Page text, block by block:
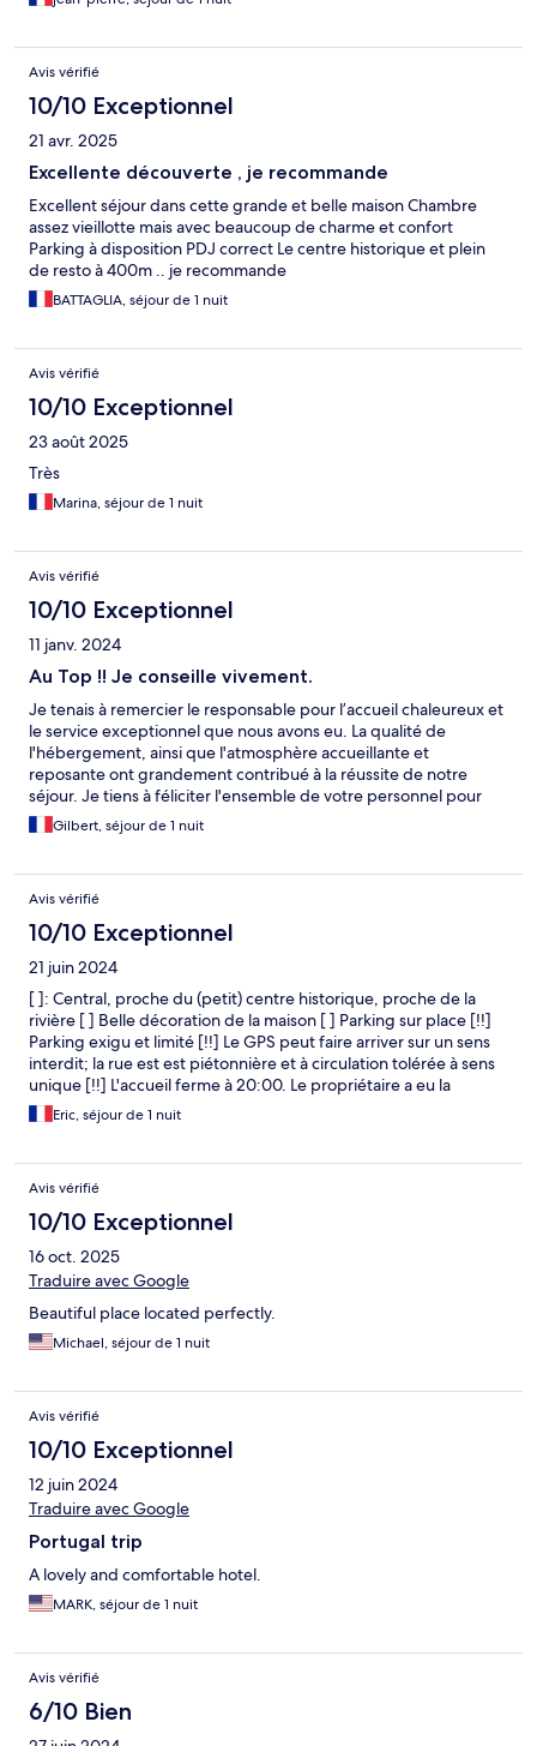
Avis vérifié
10/10 Exceptionnel
21 avr. 2025
Excellente découverte , je recommande
Excellent séjour dans cette grande et belle maison Chambre
assez vieillotte mais avec beaucoup de charme et confort
Parking à disposition PDJ correct Le centre historique et plein
de resto à 400m .. je recommande
BATTAGLIA, séjour de 1 nuit
Avis vérifié
10/10 Exceptionnel
23 août 2025
Très
Marina, séjour de 1 nuit
Avis vérifié
10/10 Exceptionnel
11 janv. 2024
Au Top !! Je conseille vivement.
Je tenais à remercier le responsable pour l’accueil chaleureux et
le service exceptionnel que nous avons eu. La qualité de
l'hébergement, ainsi que l'atmosphère accueillante et
reposante ont grandement contribué à la réussite de notre
séjour. Je tiens à féliciter l'ensemble de votre personnel pour
son professionnalisme et sa gentillesse. Leur engagement
envers le bien-être des clients est indéniable et mérite d'être
d’accueil. Cordialement,
Gilbert, séjour de 1 nuit
Avis vérifié
10/10 Exceptionnel
21 juin 2024
[ ]: Central, proche du (petit) centre historique, proche de la
rivière [ ] Belle décoration de la maison [ ] Parking sur place [!!]
Parking exigu et limité [!!] Le GPS peut faire arriver sur un sens
interdit; la rue est est piétonnière et à circulation tolérée à sens
unique [!!] L'accueil ferme à 20:00. Le propriétaire a eu la
gentillesse de nous accueillir à 19:59:59...
Eric, séjour de 1 nuit
Avis vérifié
10/10 Exceptionnel
16 oct. 2025
Traduire avec Google
Beautiful place located perfectly.
Michael, séjour de 1 nuit
Avis vérifié
10/10 Exceptionnel
12 juin 2024
Traduire avec Google
Portugal trip
A lovely and comfortable hotel.
MARK, séjour de 1 nuit
Avis vérifié
6/10 Bien